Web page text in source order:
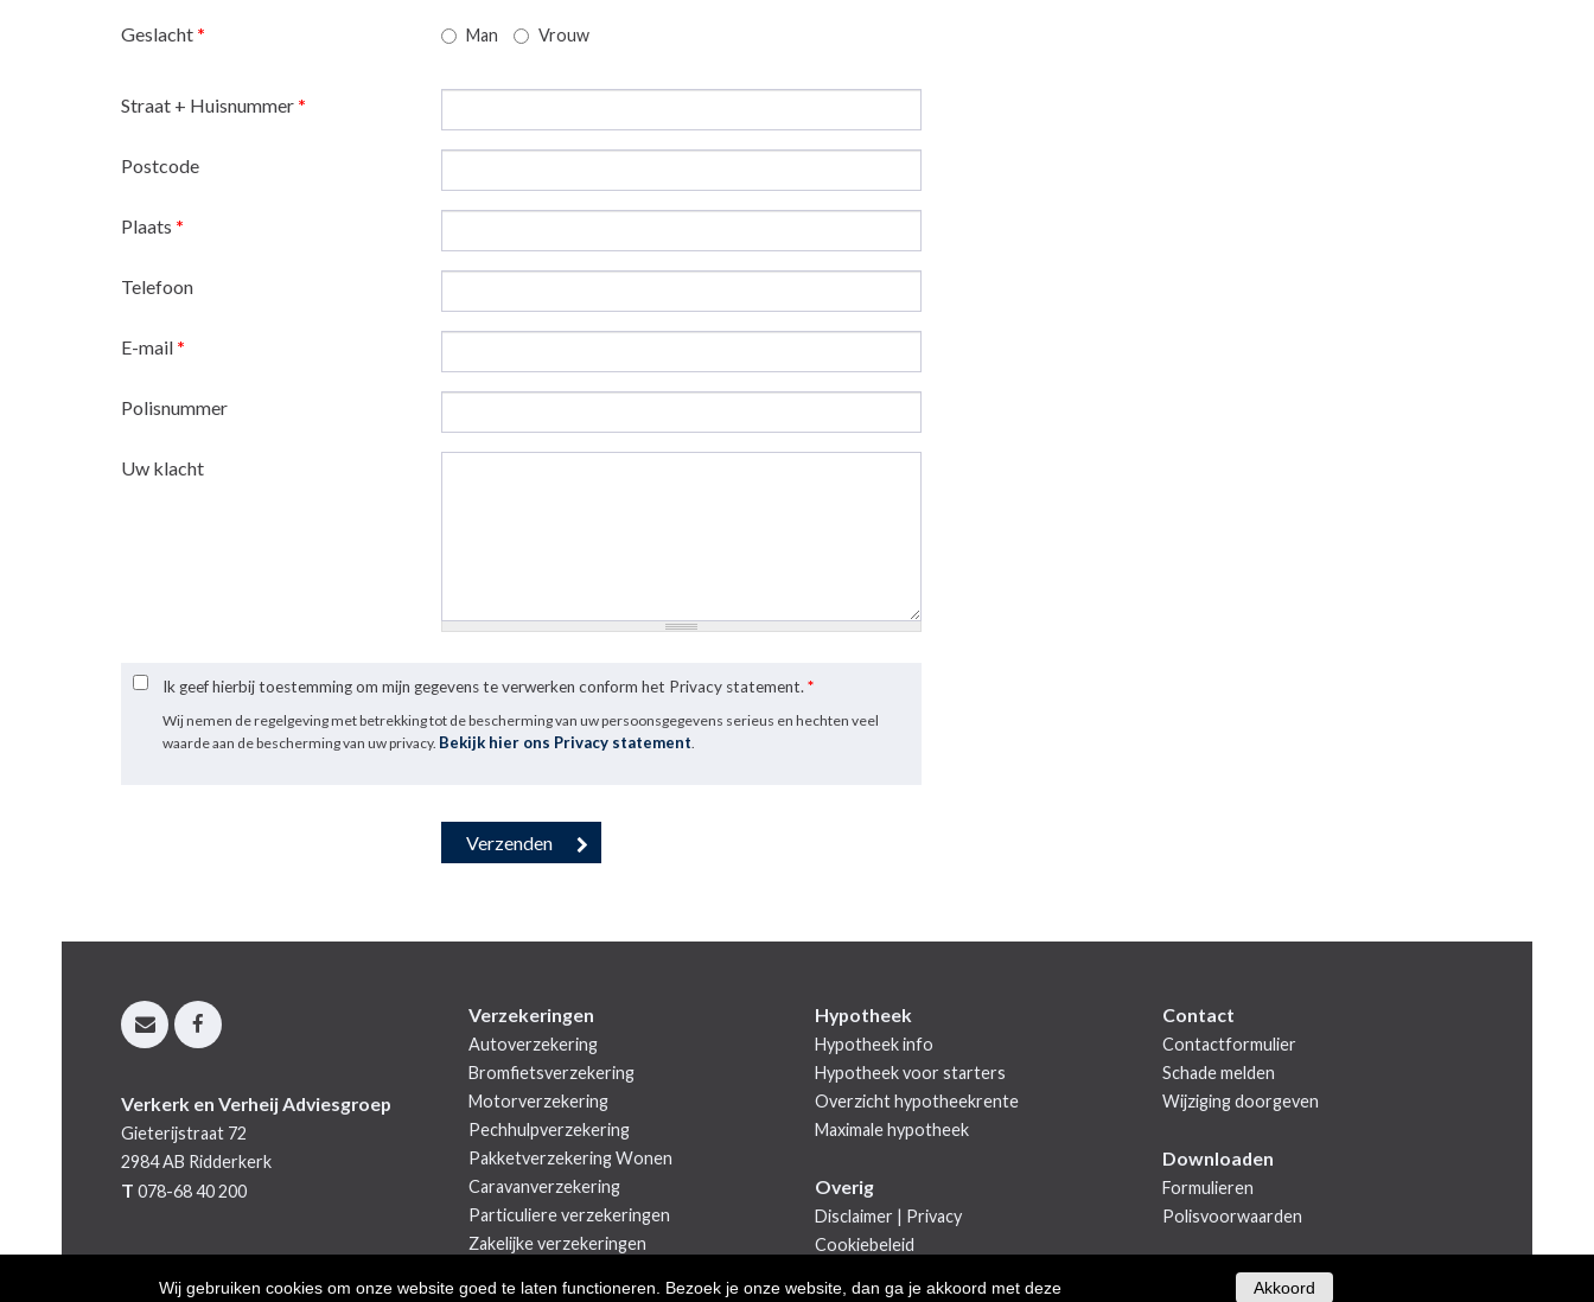
Wij gebruiken cookies om onze website goed te laten functioneren. Bezoek je onze website, dan ga je akkoord met deze Akkoord
Geslacht * Man Vrouw
Straat + Huisnummer *
Postcode
Plaats *
Telefoon
E-mail *
Polisnummer
Uw klacht
Ik geef hierbij toestemming om mijn gegevens te verwerken conform het Privacy statement. *
Wij nemen de regelgeving met betrekking tot de bescherming van uw persoonsgegevens serieus en hechten veel
waarde aan de bescherming van uw privacy. Bekijk hier ons Privacy statement
Verkerk en Verheij Adviesgroep
Gieterijstraat 72
2984 AB Ridderkerk
T 078-68 40 200
Verzekeringen
Autoverzekering
Bromfietsverzekering
Motorverzekering
Pechhulpverzekering
Pakketverzekering Wonen
Caravanverzekering
Particuliere verzekeringen
Zakelijke verzekeringen
Hypotheek
Hypotheek info
Hypotheek voor starters
Overzicht hypotheekrente
Maximale hypotheek
Overig
Disclaimer | Privacy
Cookiebeleid
Contact
Contactformulier
Schade melden
Wijziging doorgeven
Downloaden
Formulieren
Polisvoorwaarden